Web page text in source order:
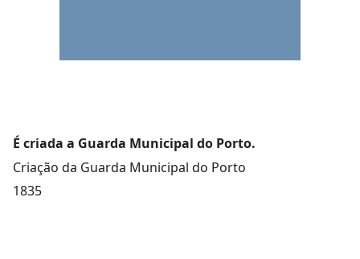
É criada a Guarda Municipal do Porto.
Criação da Guarda Municipal do Porto
1835